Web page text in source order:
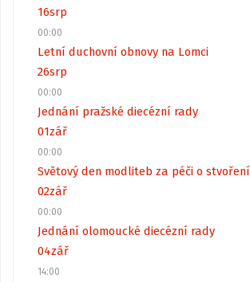
16srp
00:00
Letní duchovní obnovy na Lomci
26srp
00:00
Jednání pražské diecézní rady
01zář
00:00
Světový den modliteb za péči o stvoření
02zář
00:00
Jednání olomoucké diecézní rady
04zář
14:00